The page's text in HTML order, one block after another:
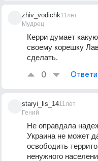
zhiv_vodichk
Мудрец
11лет
Керри думает
своему корешку
сделать.
0
staryi_lis_14
Гений
11лет
Не оправдала
Украина не может
освободить
ненужного